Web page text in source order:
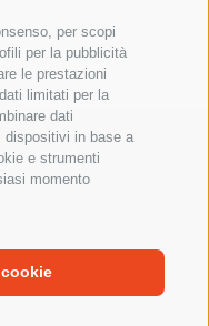
per scopi
per la pubblicità
le prestazioni
limitati per la
dati
dispositivi in base a
e strumenti
momento